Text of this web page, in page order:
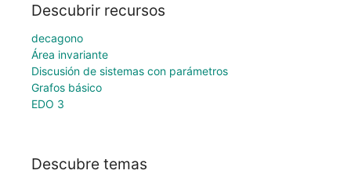
Descubrir recursos
decagono
Área invariante
Discusión de sistemas con parámetros
Grafos básico
EDO 3
Descubre temas